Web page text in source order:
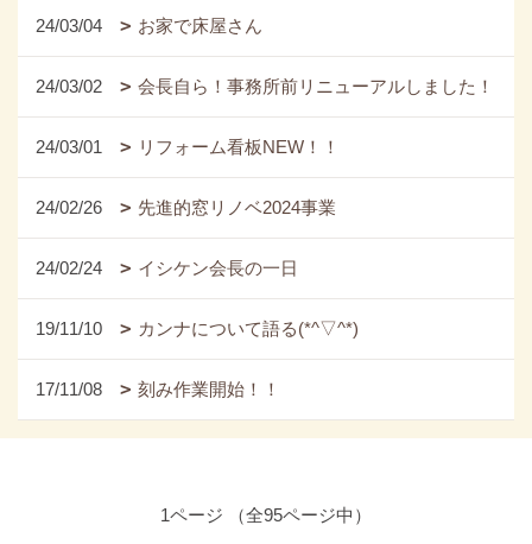
24/03/04 お家で床屋さん
24/03/02 会長自ら！事務所前リニューアルしました！
24/03/01 リフォーム看板NEW！！
24/02/26 先進的窓リノベ2024事業
24/02/24 イシケン会長の一日
19/11/10 カンナについて語る(*^▽^*)
17/11/08 刻み作業開始！！
1ページ （全95ページ中）